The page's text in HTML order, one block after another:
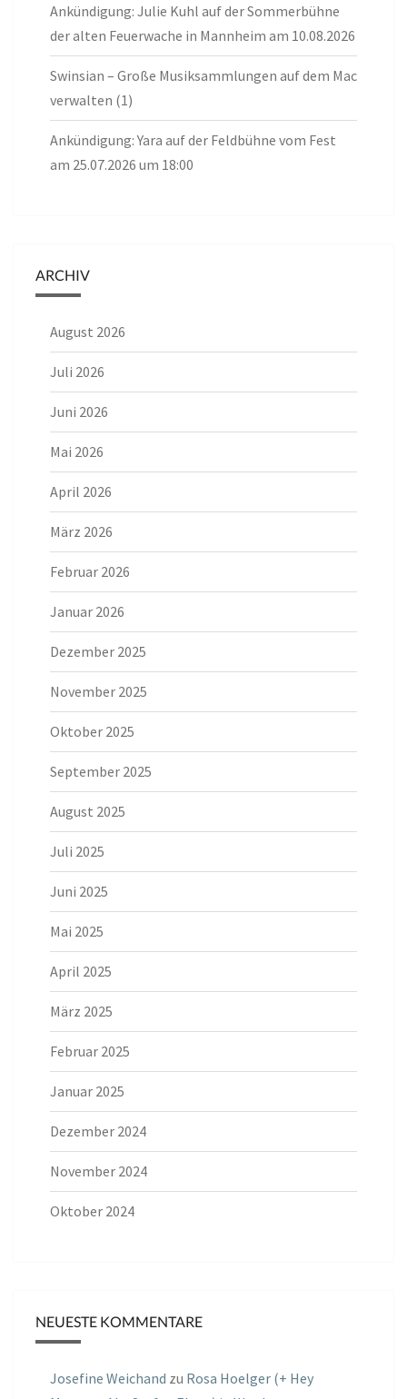
Ankündigung: Julie Kuhl auf der Sommerbühne
der alten Feuerwache in Mannheim am 10.08.2026
Swinsian – Große Musiksammlungen auf dem Mac
verwalten (1)
Ankündigung: Yara auf der Feldbühne vom Fest
am 25.07.2026 um 18:00
ARCHIV
August 2026
Juli 2026
Juni 2026
Mai 2026
April 2026
März 2026
Februar 2026
Januar 2026
Dezember 2025
November 2025
Oktober 2025
September 2025
August 2025
Juli 2025
Juni 2025
Mai 2025
April 2025
März 2025
Februar 2025
Januar 2025
Dezember 2024
November 2024
Oktober 2024
NEUESTE KOMMENTARE
Josefine Weichand zu Rosa Hoelger (+ Hey